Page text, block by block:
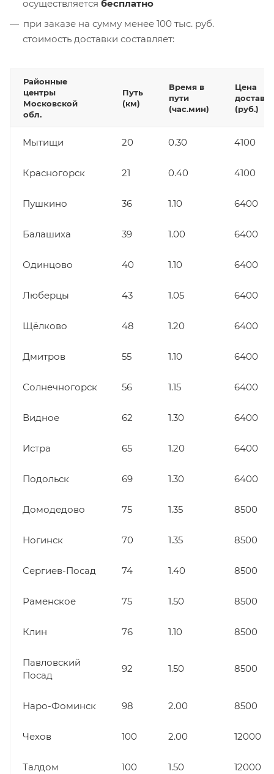
осуществляется бесплатно
при заказе на сумму менее 100 тыс. руб.
стоимость доставки составляет:
Районные
центры
Московской
обл.
Путь
(км)
Время в
пути
(час.мин)
Цена
(руб.)
Мытищи 20 0.30 4100
Красногорск 21 0.40 4100
Пушкино 36 1.10 6400
Балашиха 39 1.00 6400
Одинцово 40 1.10 6400
Люберцы 43 1.05 6400
Щёлково 48 1.20 6400
Дмитров 55 1.10 6400
Солнечногорск 56 1.15 6400
Видное 62 1.30 6400
Истра 65 1.20 6400
Подольск 69 1.30 6400
Домодедово 75 1.35 8500
Ногинск 70 1.35 8500
Сергиев-Посад 74 1.40 8500
Раменское 75 1.50 8500
Клин 76 1.10 8500
Павловский
Посад
92 1.50 8500
Наро-Фоминск 98 2.00 8500
Чехов 100 2.00 12000
Талдом 100 1.50 12000